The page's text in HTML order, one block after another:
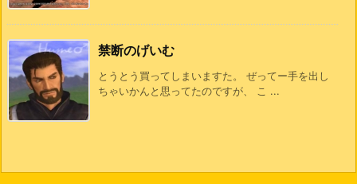
禁断のげいむ
とうとう買ってしまいますた。 ぜってー手を出し
ちゃいかんと思ってたのですが、 こ ...